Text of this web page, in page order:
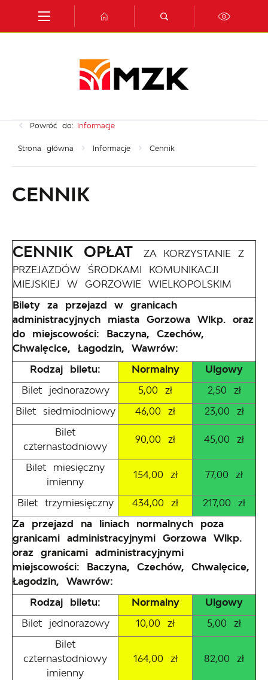
Przejdź do wyszukiwarki.
Przejdź do ustawień wielkości czcionki.
Włącz wersję kontrastową strony.
Powróć do: Informacje
Strona główna Informacje Cennik
CENNIK
CENNIK OPŁAT
ZA KORZYSTANIE Z
PRZEJAZDÓW ŚRODKAMI KOMUNIKACJI
MIEJSKIEJ W GORZOWIE WIELKOPOLSKIM
Bilety za przejazd w granicach
administracyjnych miasta Gorzowa Wlkp. oraz
do miejscowości: Baczyna, Czechów,
Chwalęcice, Łagodzin, Wawrów:
Rodzaj biletu:
Normalny
Ulgowy
Bilet jednorazowy
5,00 zł
2,50 zł
Bilet siedmiodniowy
46,00 zł
23,00 zł
Bilet
czternastodniowy
90,00 zł 45,00 zł
Bilet miesięczny
imienny
154,00 zł 77,00 zł
Bilet trzymiesięczny 434,00 zł
217,00 zł
Za przejazd na liniach normalnych poza
granicami administracyjnymi Gorzowa Wlkp.
oraz granicami administracyjnymi
miejscowości: Baczyna, Czechów, Chwalęcice,
Łagodzin, Wawrów:
Rodzaj biletu:
Normalny
Ulgowy
Bilet jednorazowy
10,00 zł
5,00 zł
Bilet
czternastodniowy
imienny
164,00 zł 82,00 zł